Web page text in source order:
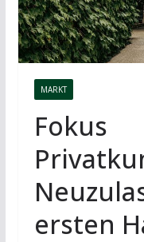
MARKT
Fokus
ersten